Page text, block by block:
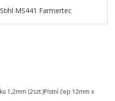
1,2mm (2szt.)Pístní čep 12mm x